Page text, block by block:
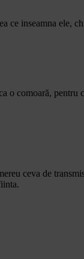
ce inseamna ele,
o comoară,
ceva de